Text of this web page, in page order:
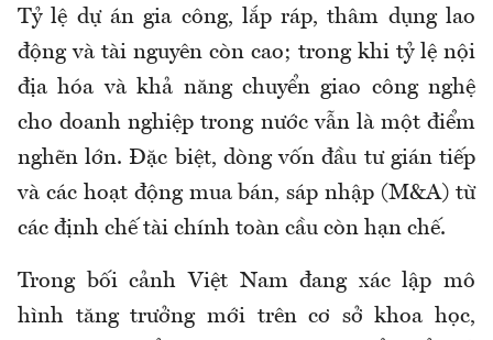
Tỷ lệ dự án gia công, lắp ráp, thâm dụng lao
động và tài nguyên còn cao; trong khi tỷ lệ nội
địa hóa và khả năng chuyển giao công nghệ
cho doanh nghiệp trong nước vẫn là một điểm
nghẽn lớn. Đặc biệt, dòng vốn đầu tư gián tiếp
và các hoạt động mua bán, sáp nhập (M&A) từ
các định chế tài chính toàn cầu còn hạn chế.
Trong bối cảnh Việt Nam đang xác lập mô
hình tăng trưởng mới trên cơ sở khoa học,